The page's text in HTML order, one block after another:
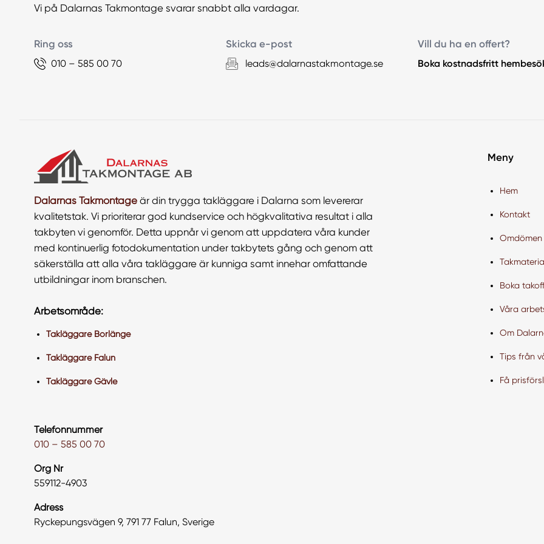
Vi på Dalarnas Takmontage svarar snabbt alla vardagar.
Ring oss
010 – 585 00 70
Skicka e-post
leads@dalarnastakmontage.se
Vill du ha en offert?
Boka kostnadsfritt
Dalarnas Takmontage är din trygga takläggare i Dalarna som levererar
kvalitetstak. Vi prioriterar god kundservice och högkvalitativa resultat i alla
takbyten vi genomför. Detta uppnår vi genom att uppdatera våra kunder
med kontinuerlig fotodokumentation under takbytets gång och genom att
säkerställa att alla våra takläggare är kunniga samt innehar omfattande
utbildningar inom branschen.
Arbetsområde:
Takläggare Borlänge
Takläggare Falun
Takläggare Gävle
Telefonnummer
010 – 585 00 70
Org Nr
559112-4903
Adress
Ryckepungsvägen 9, 791 77 Falun, Sverige
Meny
Hem
Kontakt
Omdömen
Boka
Våra
Om
Tips från
Få